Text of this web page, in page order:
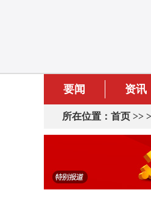
要闻 资讯
所在位置： 首页 >> >